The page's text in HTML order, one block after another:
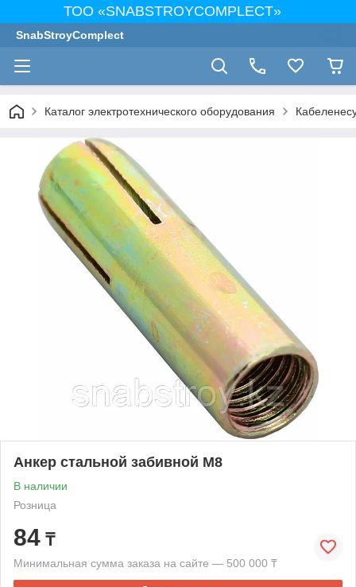
ТОО «SNABSTROYCOMPLECT»
SnabStroyComplect
Каталог электротехнического оборудования
Анкер стальной забивной М8
В наличии
Розница
84 ₸
Минимальная сумма заказа на сайте — 500 000 ₸